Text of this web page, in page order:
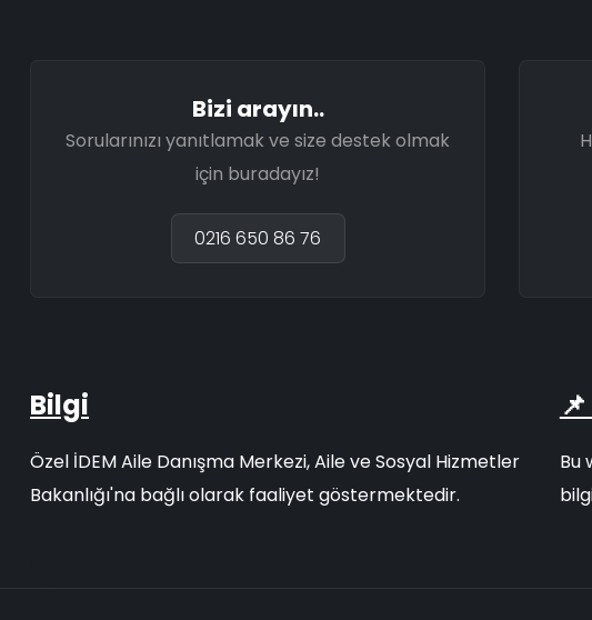
Bizi arayın..
Sorularınızı yanıtlamak ve size destek olmak
için buradayız!
0216 650 86 76
Bilgi
Özel İDEM Aile Danışma Merkezi, Aile ve Sosyal Hizmetler
Bakanlığı'na bağlı olarak faaliyet göstermektedir.
Bu